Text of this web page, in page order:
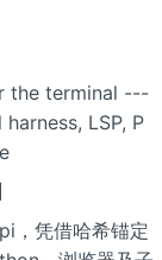
the terminal ---
LSP, P
，凭借哈希锚定